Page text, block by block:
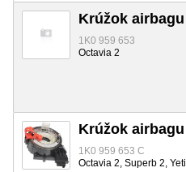
Krúžok airbagu
1K0 959 653
Octavia 2
Krúžok airbagu
1K0 959 653 C
Octavia 2, Superb 2, Yeti